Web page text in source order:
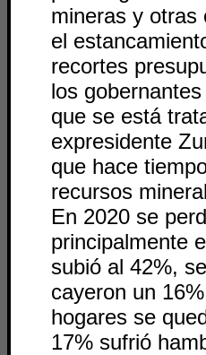
mineras y otras
el
recortes
los
que se está
expresidente
que hace
recursos
En 2020 se
principalmente
subió al 42%,
cayeron un
hogares se
17% sufrió